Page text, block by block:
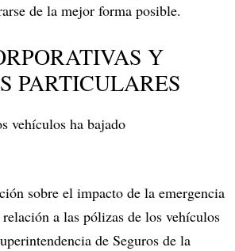
de la mejor forma posible.
Y
PARTICULARES
vehículos ha bajado
sobre el impacto de la emergencia
a las pólizas de los vehículos
de Seguros de la